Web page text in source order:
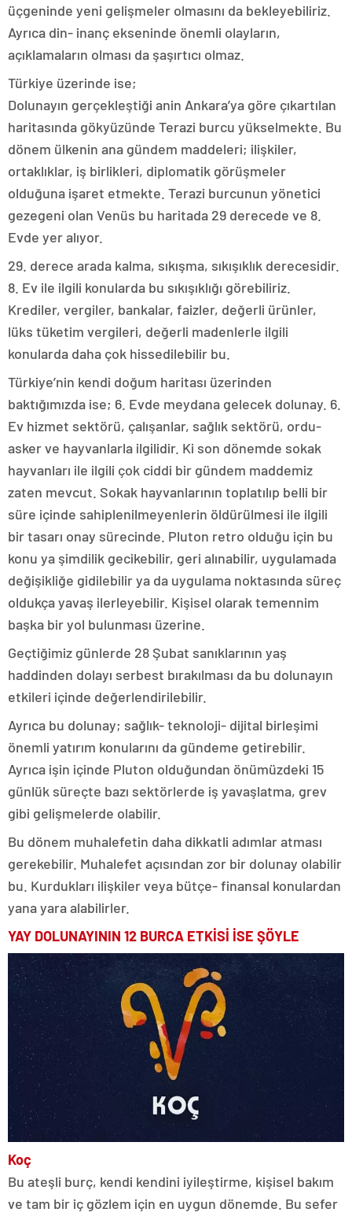
üçgeninde yeni gelişmeler olmasını da bekleyebiliriz.
Ayrıca din- inanç ekseninde önemli olayların,
açıklamaların olması da şaşırtıcı olmaz.
Türkiye üzerinde ise;
Dolunayın gerçekleştiği anin Ankara’ya göre çıkartılan
haritasında gökyüzünde Terazi burcu yükselmekte. Bu
dönem ülkenin ana gündem maddeleri; ilişkiler,
ortaklıklar, iş birlikleri, diplomatik görüşmeler
olduğuna işaret etmekte. Terazi burcunun yönetici
gezegeni olan Venüs bu haritada 29 derecede ve 8.
Evde yer alıyor.
29. derece arada kalma, sıkışma, sıkışıklık derecesidir.
8. Ev ile ilgili konularda bu sıkışıklığı görebiliriz.
Krediler, vergiler, bankalar, faizler, değerli ürünler,
lüks tüketim vergileri, değerli madenlerle ilgili
konularda daha çok hissedilebilir bu.
Türkiye’nin kendi doğum haritası üzerinden
baktığımızda ise; 6. Evde meydana gelecek dolunay. 6.
Ev hizmet sektörü, çalışanlar, sağlık sektörü, ordu-
asker ve hayvanlarla ilgilidir. Ki son dönemde sokak
hayvanları ile ilgili çok ciddi bir gündem maddemiz
zaten mevcut. Sokak hayvanlarının toplatılıp belli bir
süre içinde sahiplenilmeyenlerin öldürülmesi ile ilgili
bir tasarı onay sürecinde. Pluton retro olduğu için bu
konu ya şimdilik gecikebilir, geri alınabilir, uygulamada
değişikliğe gidilebilir ya da uygulama noktasında süreç
oldukça yavaş ilerleyebilir. Kişisel olarak temennim
başka bir yol bulunması üzerine.
Geçtiğimiz günlerde 28 Şubat sanıklarının yaş
haddinden dolayı serbest bırakılması da bu dolunayın
etkileri içinde değerlendirilebilir.
Ayrıca bu dolunay; sağlık- teknoloji- dijital birleşimi
önemli yatırım konularını da gündeme getirebilir.
Ayrıca işin içinde Pluton olduğundan önümüzdeki 15
günlük süreçte bazı sektörlerde iş yavaşlatma, grev
gibi gelişmelerde olabilir.
Bu dönem muhalefetin daha dikkatli adımlar atması
gerekebilir. Muhalefet açısından zor bir dolunay olabilir
bu. Kurdukları ilişkiler veya bütçe- finansal konulardan
yana yara alabilirler.
YAY DOLUNAYININ 12 BURCA ETKİSİ İSE ŞÖYLE
Koç
Bu ateşli burç, kendi kendini iyileştirme, kişisel bakım
ve tam bir iç gözlem için en uygun dönemde. Bu sefer